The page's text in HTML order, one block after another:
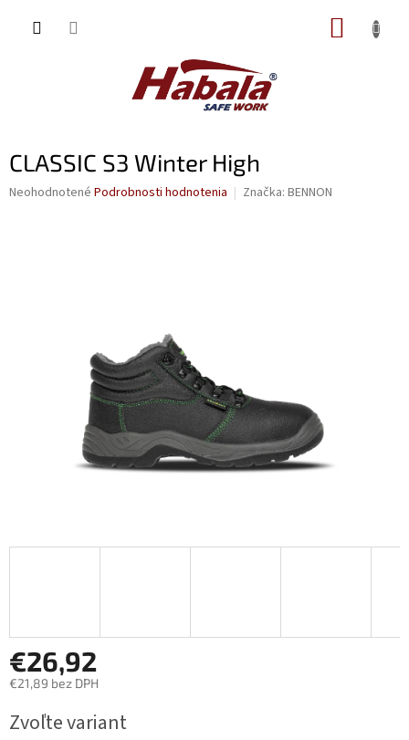
CLASSIC S3 Winter High
Priemerné
Neohodnotené Podrobnosti hodnotenia Značka: BENNON
€26,92
€21,89 bez DPH
cena:
Zvoľte variant